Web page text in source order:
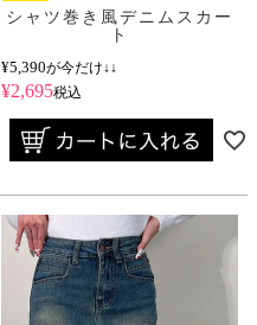
シャツ巻き風デニムスカー
ト
¥5,390が今だけ↓↓
¥2,695税込